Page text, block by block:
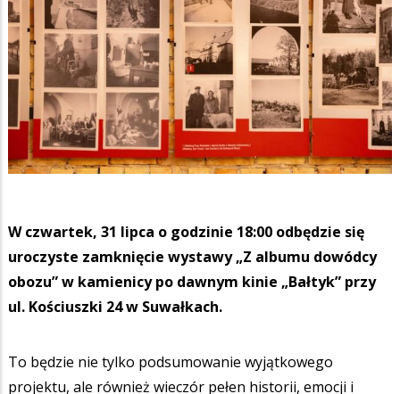
W czwartek, 31 lipca o godzinie 18:00 odbędzie się
uroczyste zamknięcie wystawy „Z albumu dowódcy
obozu” w kamienicy po dawnym kinie „Bałtyk” przy
ul. Kościuszki 24 w Suwałkach.
To będzie nie tylko podsumowanie wyjątkowego
projektu, ale również wieczór pełen historii, emocji i